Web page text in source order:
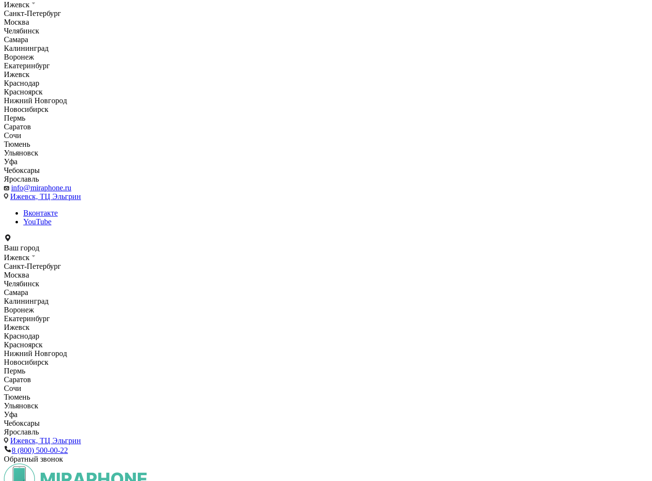
Ижевск
Санкт-Петербург
Москва
Челябинск
Самара
Калининград
Воронеж
Екатеринбург
Ижевск
Краснодар
Красноярск
Нижний Новгород
Новосибирск
Пермь
Саратов
Сочи
Тюмень
Ульяновск
Уфа
Чебоксары
Ярославль
info@miraphone.ru
Ижевск, ТЦ Эльгрин
Вконтакте
YouTube
Ваш город
Ижевск
Санкт-Петербург
Москва
Челябинск
Самара
Калининград
Воронеж
Екатеринбург
Ижевск
Краснодар
Красноярск
Нижний Новгород
Новосибирск
Пермь
Саратов
Сочи
Тюмень
Ульяновск
Уфа
Чебоксары
Ярославль
Ижевск, ТЦ Эльгрин
8 (800) 500-00-22
Обратный звонок